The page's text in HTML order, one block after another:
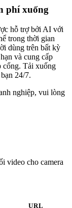
phí xuống
hỗ trợ bởi AI với
trong thời gian
dùng trên bất kỳ
và cung cấp
cổng. Tải xuống
24/7.
nghiệp, vui lòng
video cho camera
URL